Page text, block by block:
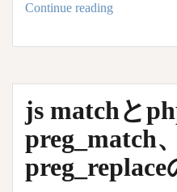
Continue reading
最
の
セ
ク
タ
js matchと
preg_match